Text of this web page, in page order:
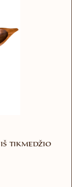
tikmedžio